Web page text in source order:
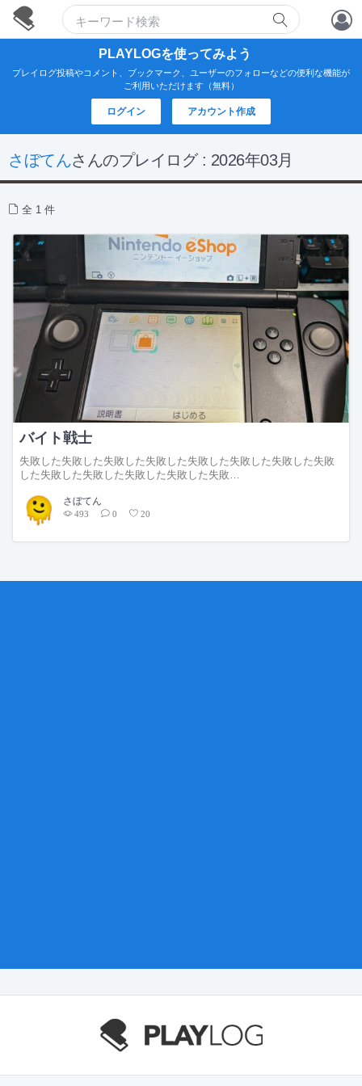
アカウント作成
ログイン
PLAYLOGを使ってみよう
プレイログ投稿やコメント、ブックマーク、ユーザーのフォローなどの便利な機能が
ご利用いただけます（無料）
ログイン アカウント作成
さぼてんさんのプレイログ : 2026年03月
全 1 件
バイト戦士
失敗した失敗した失敗した失敗した失敗した失敗した失敗した失敗
した失敗した失敗した失敗した失敗した失敗…
さぼてん
493 0 20